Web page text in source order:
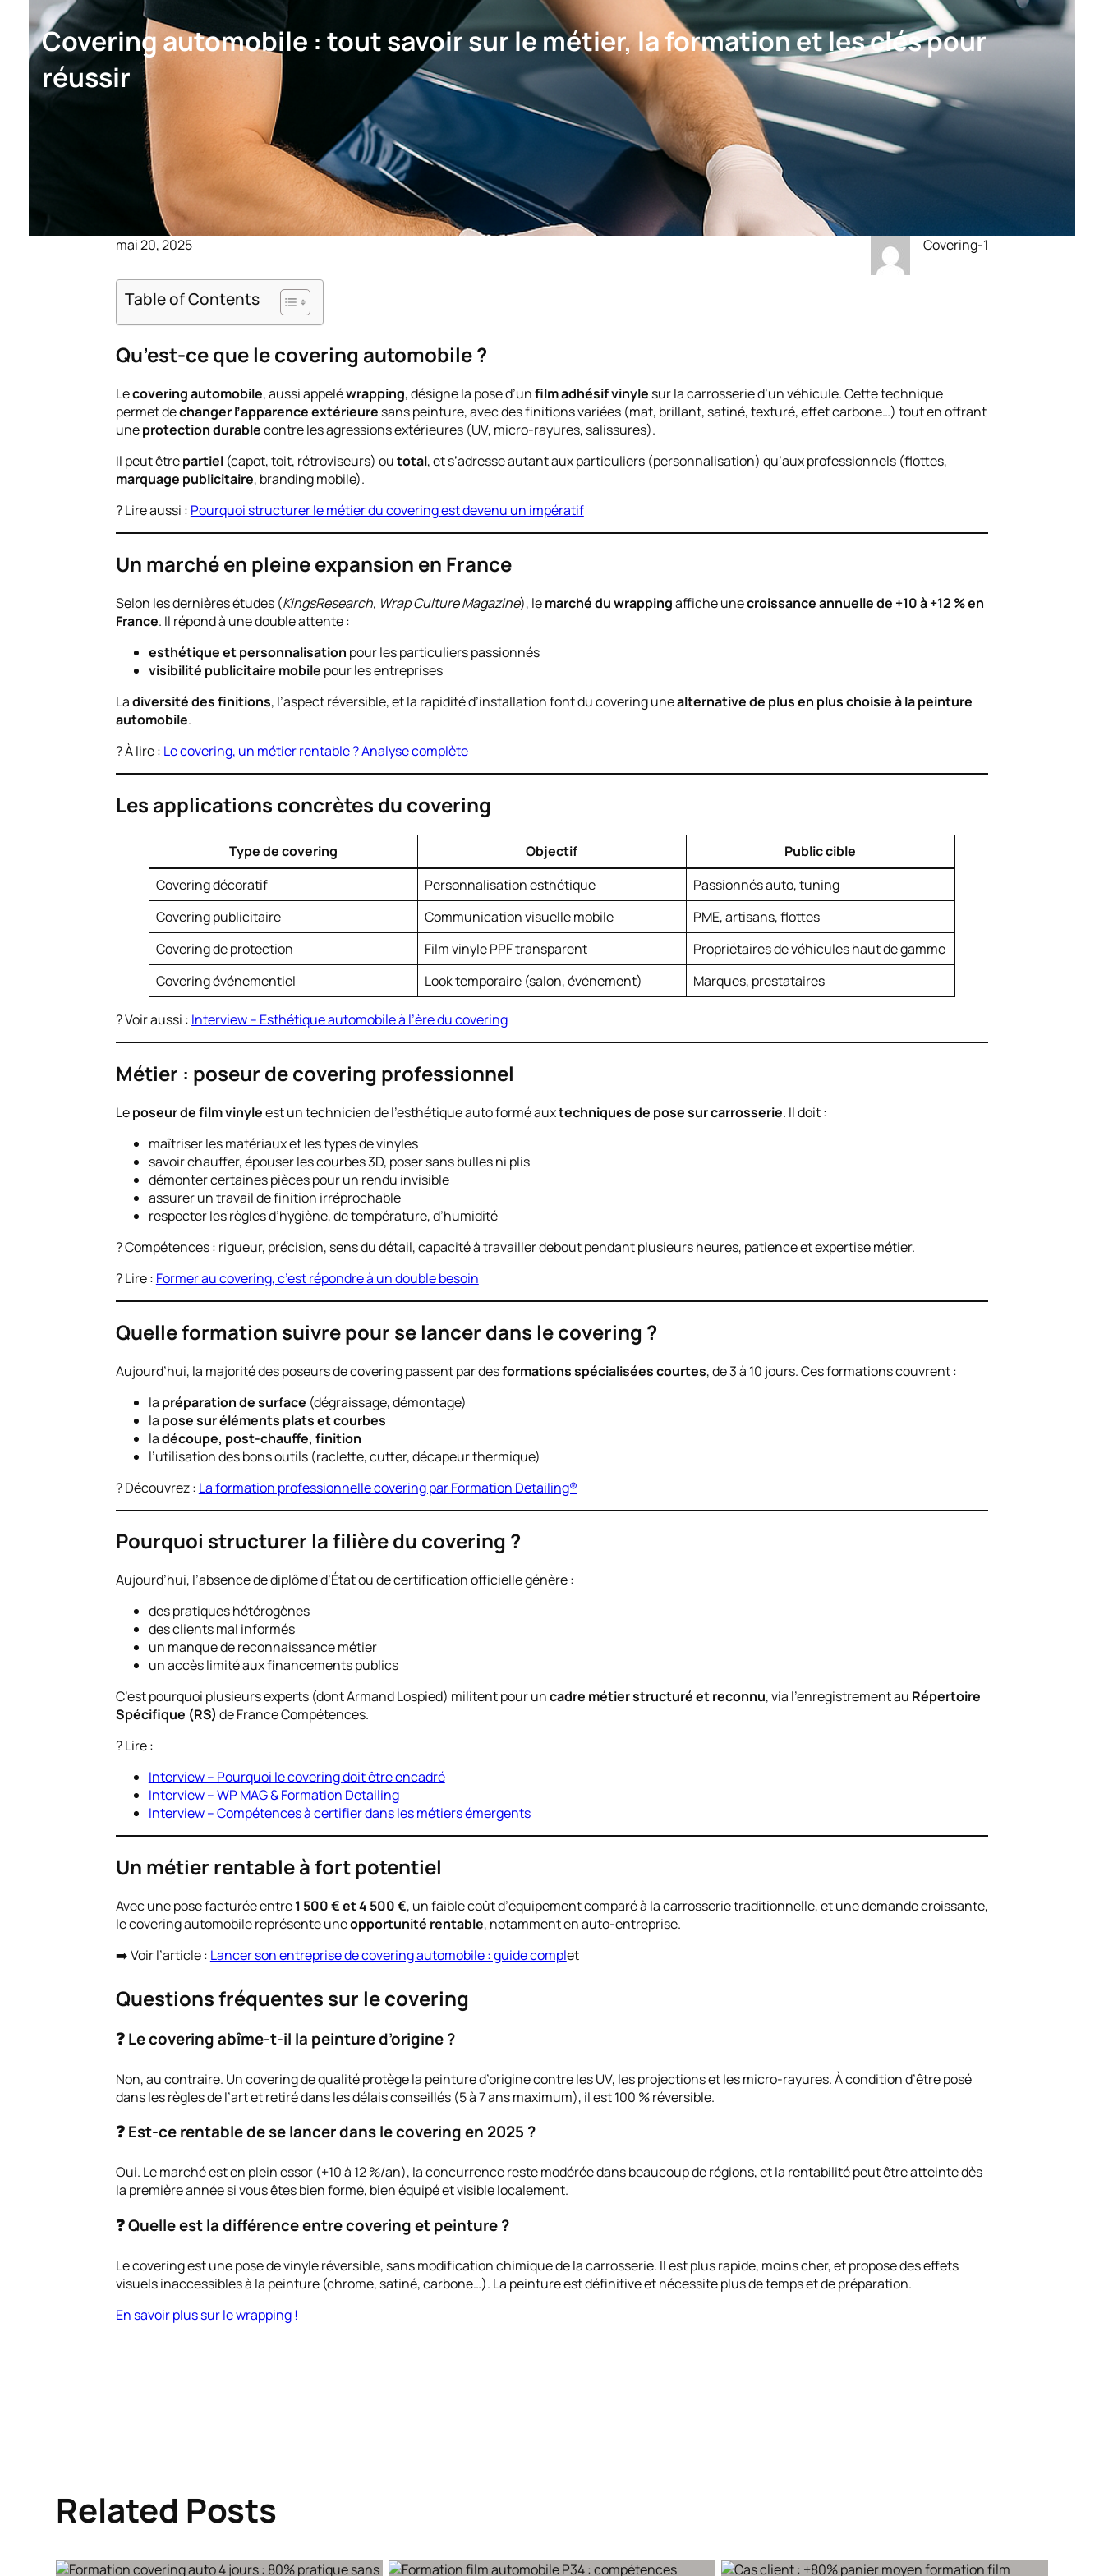
Covering automobile : tout savoir sur le métier, la formation et les clés pour
réussir
mai 20, 2025 Covering-1
Table of Contents
Qu’est-ce que le covering automobile ?
Lecovering automobile, aussi appeléwrapping, désigne la pose d’unfilm adhésif vinyle sur la carrosserie d’un véhicule. Cette technique
permet dechanger l’apparence extérieure sans peinture, avec des finitions variées (mat, brillant, satiné, texturé, effet carbone…) tout en offrant
uneprotection durablecontre les agressions extérieures (UV, micro-rayures, salissures).
Il peut êtrepartiel(capot, toit, rétroviseurs) outotal, et s’adresse autant aux particuliers (personnalisation) qu’aux professionnels (flottes,
marquage publicitaire, branding mobile).
? Lire aussi : Pourquoi structurer le métier du covering est devenu un impératif
Un marché en pleine expansion en France
Selon les dernières études (KingsResearch, Wrap Culture Magazine), lemarché du wrappingaffiche unecroissance annuelle de +10 à +12 % en
France. Il répond à une double attente :
esthétique et personnalisation pour les particuliers passionnés
visibilité publicitaire mobile pour les entreprises
Ladiversité des finitions, l’aspect réversible, et la rapidité d’installation font du covering unealternative de plus en plus choisie à la peinture
automobile.
? À lire : Le covering, un métier rentable ? Analyse complète
Les applications concrètes du covering
Type de covering Objectif
Public cible
Covering décoratif
Personnalisation esthétique
Passionnés auto, tuning
Covering publicitaire
Communication visuelle mobile
PME, artisans, flottes
Covering de protection
Film vinyle PPF transparent
Propriétaires de véhicules haut de gamme
Covering événementiel
Look temporaire (salon, événement) Marques, prestataires
? Voir aussi : Interview – Esthétique automobile à l’ère du covering
Métier : poseur de covering professionnel
Leposeur de film vinyleest un technicien de l’esthétique auto formé auxtechniques de pose sur carrosserie. Il doit :
maîtriser les matériaux et les types de vinyles
savoir chauffer, épouser les courbes 3D, poser sans bulles ni plis
démonter certaines pièces pour un rendu invisible
assurer un travail de finition irréprochable
respecter les règles d’hygiène, de température, d’humidité
? Compétences : rigueur, précision, sens du détail, capacité à travailler debout pendant plusieurs heures, patience et expertise métier.
? Lire : Former au covering, c’est répondre à un double besoin
Quelle formation suivre pour se lancer dans le covering ?
Aujourd’hui, la majorité des poseurs de covering passent par desformations spécialisées courtes, de 3 à 10 jours. Ces formations couvrent :
la préparation de surface (dégraissage, démontage)
la pose sur éléments plats et courbes
ladécoupe, post-chauffe, finition
l’utilisation des bons outils (raclette, cutter, décapeur thermique)
? Découvrez : La formation professionnelle covering par Formation Detailing®
Pourquoi structurer la filière du covering ?
Aujourd’hui, l’absence de diplôme d’État ou de certification officielle génère :
des pratiques hétérogènes
des clients mal informés
un manque de reconnaissance métier
un accès limité aux financements publics
C’est pourquoi plusieurs experts (dont Armand Lospied) militent pour uncadre métier structuré et reconnu, via l’enregistrement au Répertoire
Spécifique (RS) de France Compétences.
? Lire :
Interview – Pourquoi le covering doit être encadré
Interview – WP MAG & Formation Detailing
Interview – Compétences à certifier dans les métiers émergents
Un métier rentable à fort potentiel
Avec une pose facturée entre1 500 € et 4 500 €, un faible coût d’équipement comparé à la carrosserie traditionnelle, et une demande croissante,
le covering automobile représente uneopportunité rentable, notamment en auto-entreprise.
➡️ Voir l’article : Lancer son entreprise de covering automobile : guide complet
Questions fréquentes sur le covering
❓ Le covering abîme-t-il la peinture d’origine ?
Non, au contraire. Un covering de qualité protège la peinture d’origine contre les UV, les projections et les micro-rayures. À condition d’être posé
dans les règles de l’art et retiré dans les délais conseillés (5 à 7 ans maximum), il est 100 % réversible.
❓ Est-ce rentable de se lancer dans le covering en 2025 ?
Oui. Le marché est en plein essor (+10 à 12 %/an), la concurrence reste modérée dans beaucoup de régions, et la rentabilité peut être atteinte dès
la première année si vous êtes bien formé, bien équipé et visible localement.
❓ Quelle est la différence entre covering et peinture ?
Le covering est une pose de vinyle réversible, sans modification chimique de la carrosserie. Il est plus rapide, moins cher, et propose des effets
visuels inaccessibles à la peinture (chrome, satiné, carbone…). La peinture est définitive et nécessite plus de temps et de préparation.
En savoir plus sur le wrapping !
Related Posts